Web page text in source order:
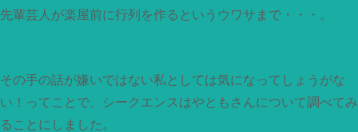
先輩芸人が楽屋前に行列を作るというウワサまで・・・。
その手の話が嫌いではない私としては気になってしょうがな
い！ってことで、シークエンスはやともさんについて調べてみ
ることにしました。